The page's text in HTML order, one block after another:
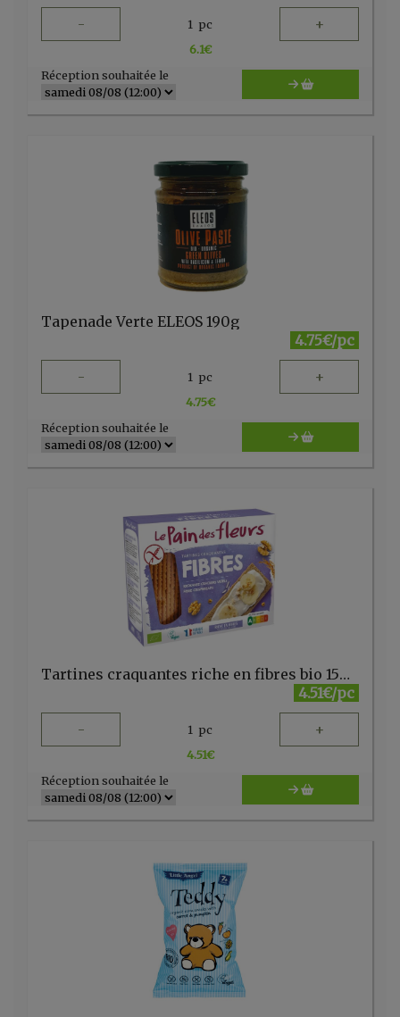
- 1 pc +
6.1€
Réception souhaitée le
Tapenade Verte ELEOS 190g
4.75€/pc
- 1 pc +
4.75€
Réception souhaitée le
Tartines craquantes riche en fibres bio 150 g Pain des fleurs
4.51€/pc
- 1 pc +
4.51€
Réception souhaitée le